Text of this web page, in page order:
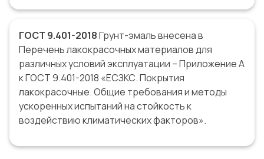
ГОСТ 9.401-2018Грунт-эмаль внесена в
Перечень лакокрасочных материалов для
различных условий эксплуатации – Приложение А
к ГОСТ 9.401-2018 «ЕСЗКС. Покрытия
лакокрасочные. Общие требования и методы
ускоренных испытаний на стойкость к
воздействию климатических факторов».